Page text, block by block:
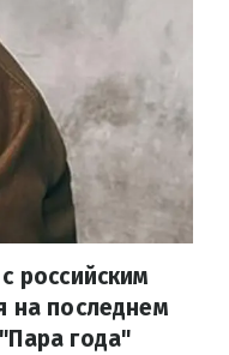
российским
на последнем
года"